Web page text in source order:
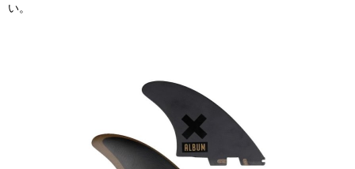
い。